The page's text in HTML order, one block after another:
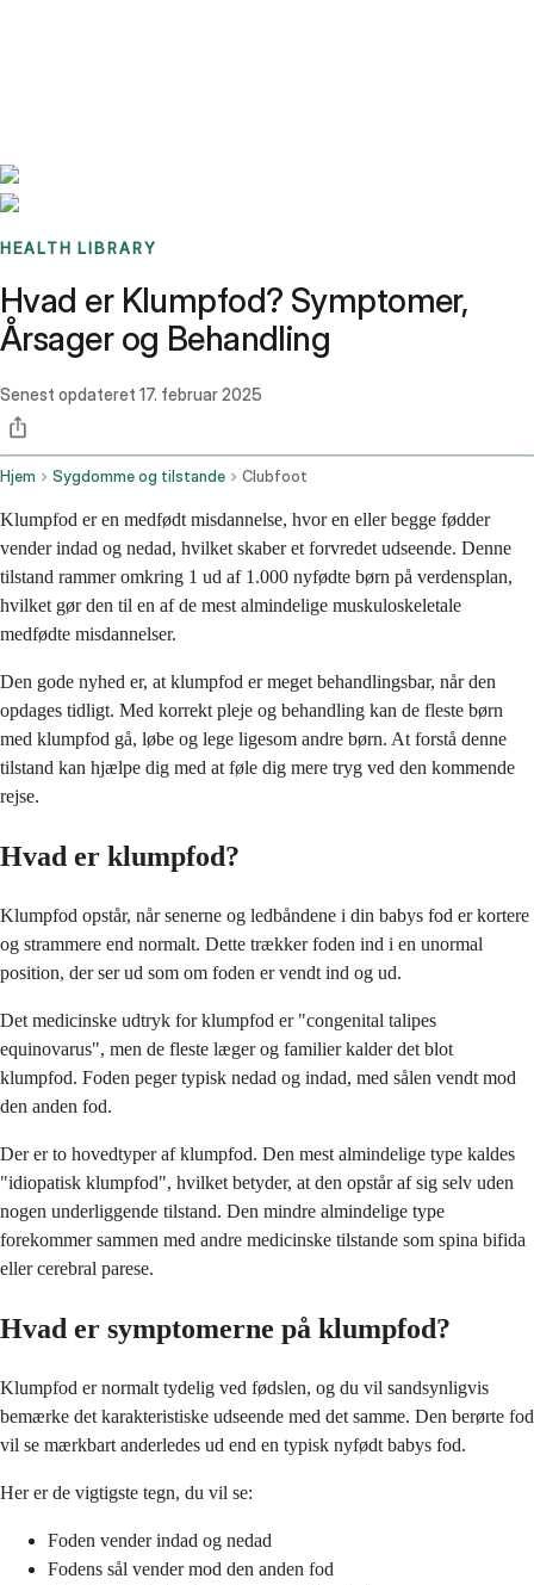
HEALTH LIBRARY
Hvad er Klumpfod? Symptomer,
Årsager og Behandling
Senest opdateret 17. februar 2025
Hjem Sygdomme og tilstande Clubfoot
Klumpfod er en medfødt misdannelse, hvor en eller begge fødder
vender indad og nedad, hvilket skaber et forvredet udseende. Denne
tilstand rammer omkring 1 ud af 1.000 nyfødte børn på verdensplan,
hvilket gør den til en af de mest almindelige muskuloskeletale
medfødte misdannelser.
Den gode nyhed er, at klumpfod er meget behandlingsbar, når den
opdages tidligt. Med korrekt pleje og behandling kan de fleste børn
med klumpfod gå, løbe og lege ligesom andre børn. At forstå denne
tilstand kan hjælpe dig med at føle dig mere tryg ved den kommende
rejse.
Hvad er klumpfod?
Klumpfod opstår, når senerne og ledbåndene i din babys fod er kortere
og strammere end normalt. Dette trækker foden ind i en unormal
position, der ser ud som om foden er vendt ind og ud.
Det medicinske udtryk for klumpfod er "congenital talipes
equinovarus", men de fleste læger og familier kalder det blot
klumpfod. Foden peger typisk nedad og indad, med sålen vendt mod
den anden fod.
Der er to hovedtyper af klumpfod. Den mest almindelige type kaldes
"idiopatisk klumpfod", hvilket betyder, at den opstår af sig selv uden
nogen underliggende tilstand. Den mindre almindelige type
forekommer sammen med andre medicinske tilstande som spina bifida
eller cerebral parese.
Hvad er symptomerne på klumpfod?
Klumpfod er normalt tydelig ved fødslen, og du vil sandsynligvis
bemærke det karakteristiske udseende med det samme. Den berørte fod
vil se mærkbart anderledes ud end en typisk nyfødt babys fod.
Her er de vigtigste tegn, du vil se:
Foden vender indad og nedad
Fodens sål vender mod den anden fod